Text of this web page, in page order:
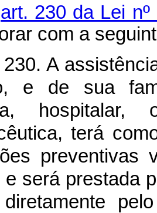
art. 230 da Lei
com a
230. A
e de sua
hospitalar,
terá
preventivas
e será prestada